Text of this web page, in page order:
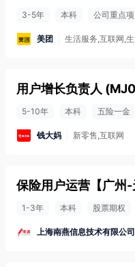
3-5年 本科 公司重点项
美团 生活服务,互联网,
用户增长负责人
5-10年 本科 五险一金
钱大妈 新零售,互联网
保险用户运营 【广州
1-3年 本科 股票期权
上海南燕信息技术有限公司